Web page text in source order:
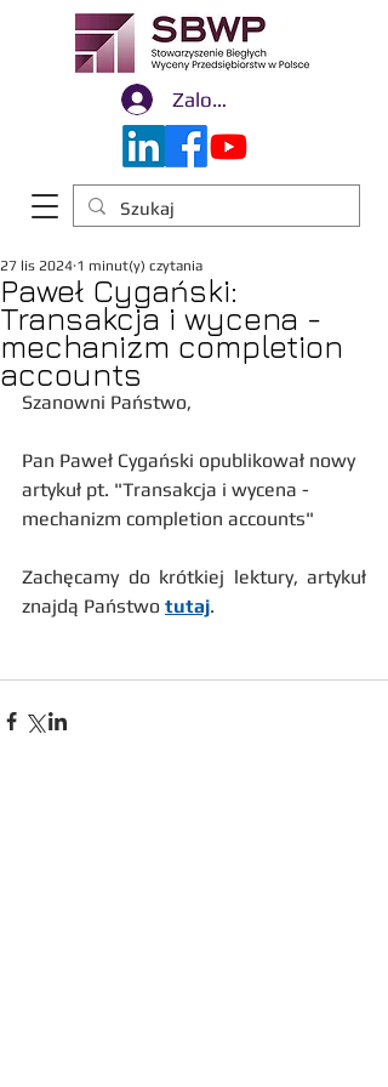
Zaloguj się
Paweł Cygański:
Transakcja i wycena -
mechanizm completion
accounts
27 lis 2024 1 minut(y) czytania
Szanowni Państwo,
Pan Paweł Cygański opublikował nowy
artykuł pt. "Transakcja i wycena -
mechanizm completion accounts"
Zachęcamy do krótkiej lektury, artykuł
znajdą Państwo tutaj.